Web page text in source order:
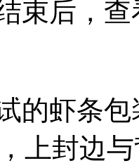
束后，
的虾条
上封边